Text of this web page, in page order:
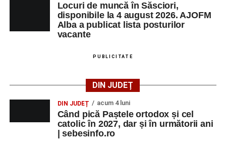
Locuri de muncă în Săsciori,
disponibile la 4 august 2026. AJOFM
Alba a publicat lista posturilor
vacante
PUBLICITATE
DIN JUDEȚ
DIN JUDEȚ acum 4 luni
Când pică Paștele ortodox și cel
catolic în 2027, dar și în următorii ani
| sebesinfo.ro